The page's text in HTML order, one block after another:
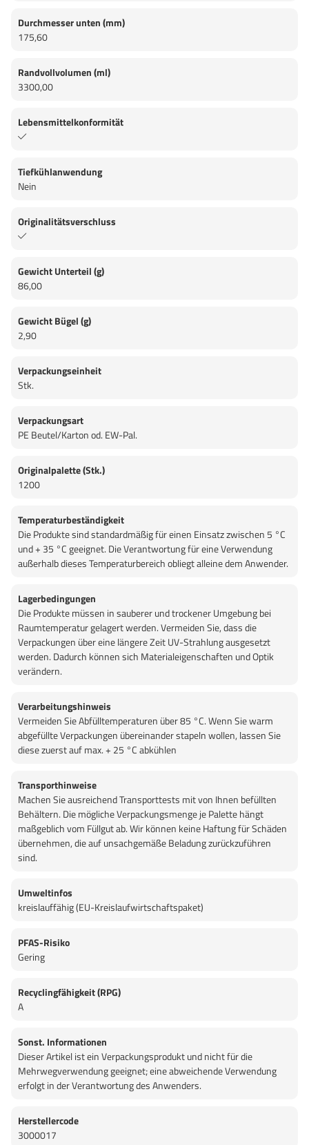
Durchmesser unten (mm)
175,60
Randvollvolumen (ml)
3300,00
Lebensmittelkonformität
Tiefkühlanwendung
Nein
Originalitätsverschluss
Gewicht Unterteil (g)
86,00
Gewicht Bügel (g)
2,90
Verpackungseinheit
Stk.
Verpackungsart
PE Beutel/Karton od. EW-Pal.
Originalpalette (Stk.)
1200
Temperaturbeständigkeit
Die Produkte sind standardmäßig für einen Einsatz zwischen 5 °C
und + 35 °C geeignet. Die Verantwortung für eine Verwendung
außerhalb dieses Temperaturbereich obliegt alleine dem Anwender.
Lagerbedingungen
Die Produkte müssen in sauberer und trockener Umgebung bei
Raumtemperatur gelagert werden. Vermeiden Sie, dass die
Verpackungen über eine längere Zeit UV-Strahlung ausgesetzt
werden. Dadurch können sich Materialeigenschaften und Optik
verändern.
Verarbeitungshinweis
Vermeiden Sie Abfülltemperaturen über 85 °C. Wenn Sie warm
abgefüllte Verpackungen übereinander stapeln wollen, lassen Sie
diese zuerst auf max. + 25 °C abkühlen
Transporthinweise
Machen Sie ausreichend Transporttests mit von Ihnen befüllten
Behältern. Die mögliche Verpackungsmenge je Palette hängt
maßgeblich vom Füllgut ab. Wir können keine Haftung für Schäden
übernehmen, die auf unsachgemäße Beladung zurückzuführen
sind.
Umweltinfos
kreislauffähig (EU-Kreislaufwirtschaftspaket)
PFAS-Risiko
Gering
Recyclingfähigkeit (RPG)
A
Sonst. Informationen
Dieser Artikel ist ein Verpackungsprodukt und nicht für die
Mehrwegverwendung geeignet; eine abweichende Verwendung
erfolgt in der Verantwortung des Anwenders.
Herstellercode
3000017